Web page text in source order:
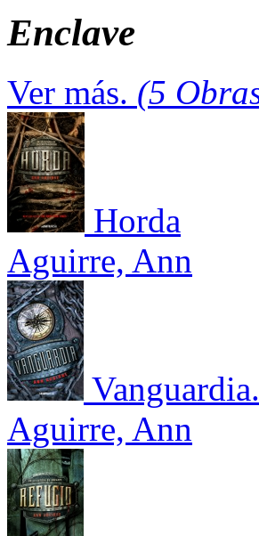
Enclave
Ver más. (5
Horda
Aguirre, Ann
Aguirre, Ann